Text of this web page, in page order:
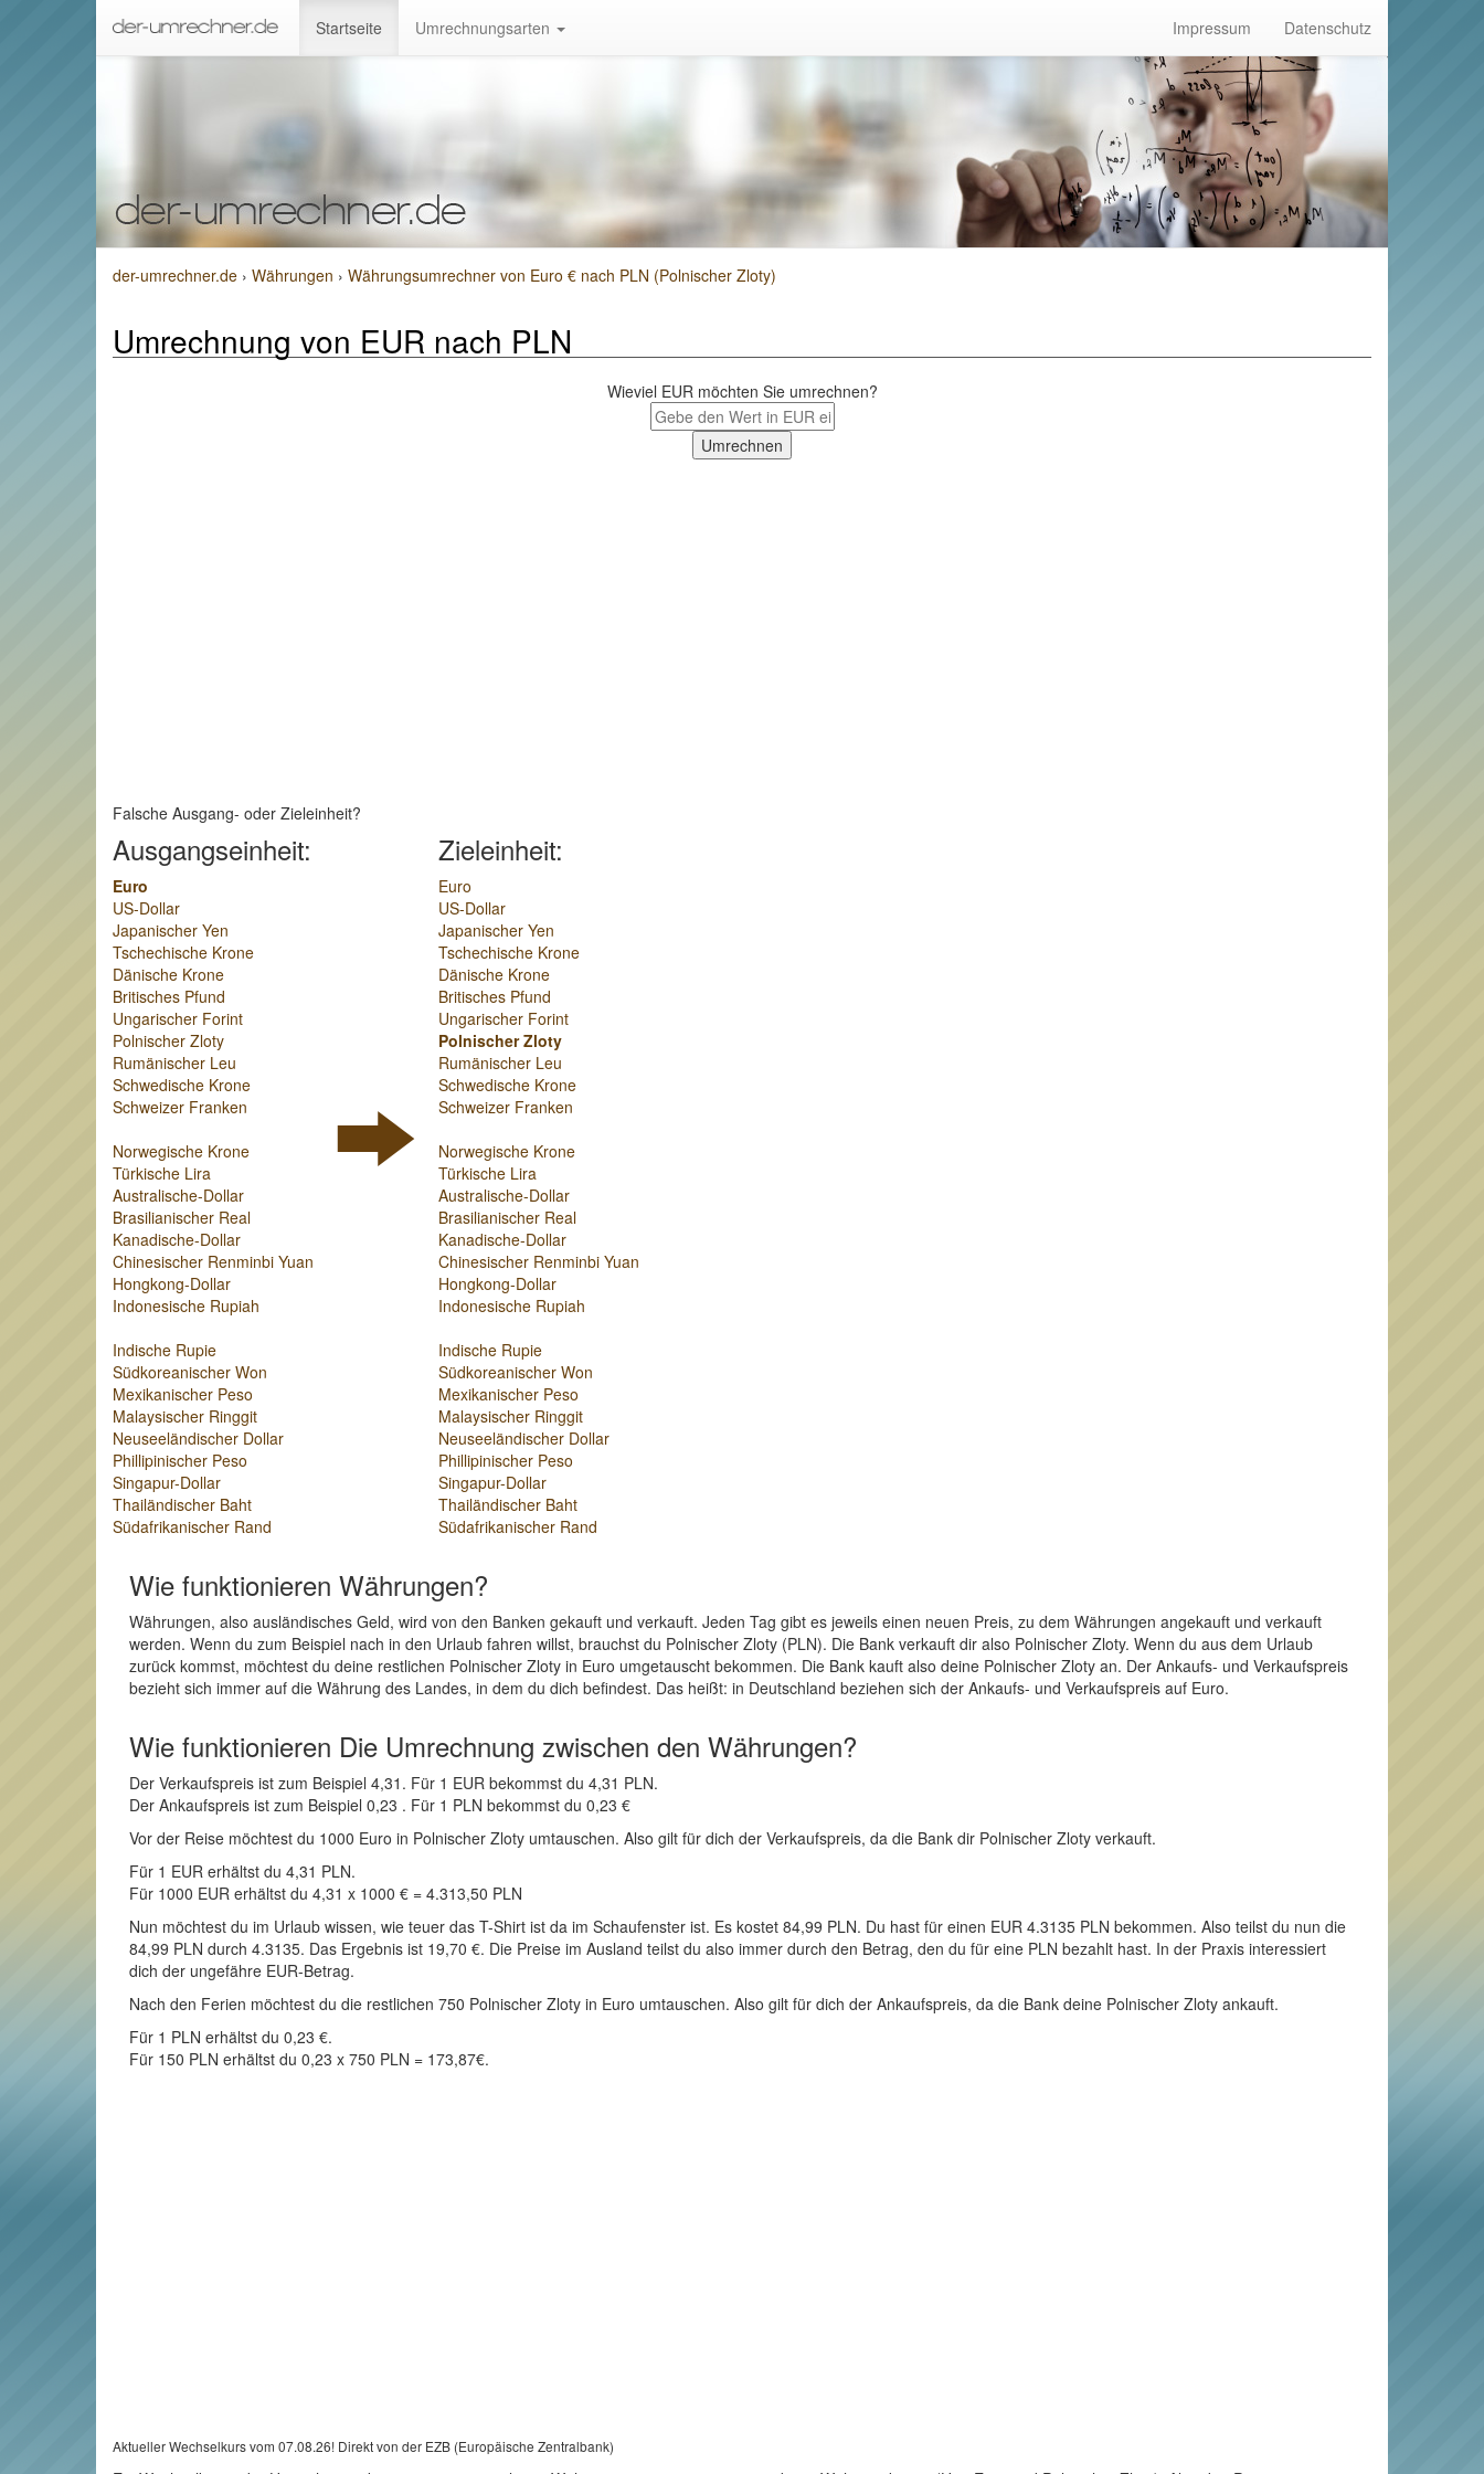
Startseite Umrechnungsarten Impressum Datenschutz
der-umrechner.de › Währungen › Währungsumrechner von Euro € nach PLN (Polnischer Zloty)
Umrechnung von EUR nach PLN
Wieviel EUR möchten Sie umrechnen?
Falsche Ausgang- oder Zieleinheit?
Ausgangseinheit:
Euro
US-Dollar
Japanischer Yen
Tschechische Krone
Dänische Krone
Britisches Pfund
Ungarischer Forint
Polnischer Zloty
Rumänischer Leu
Schwedische Krone
Schweizer Franken
Norwegische Krone
Türkische Lira
Australische-Dollar
Brasilianischer Real
Kanadische-Dollar
Chinesischer Renminbi Yuan
Hongkong-Dollar
Indonesische Rupiah
Indische Rupie
Südkoreanischer Won
Mexikanischer Peso
Malaysischer Ringgit
Neuseeländischer Dollar
Phillipinischer Peso
Singapur-Dollar
Thailändischer Baht
Südafrikanischer Rand
Zieleinheit:
Euro
US-Dollar
Japanischer Yen
Tschechische Krone
Dänische Krone
Britisches Pfund
Ungarischer Forint
Polnischer Zloty
Rumänischer Leu
Schwedische Krone
Schweizer Franken
Norwegische Krone
Türkische Lira
Australische-Dollar
Brasilianischer Real
Kanadische-Dollar
Chinesischer Renminbi Yuan
Hongkong-Dollar
Indonesische Rupiah
Indische Rupie
Südkoreanischer Won
Mexikanischer Peso
Malaysischer Ringgit
Neuseeländischer Dollar
Phillipinischer Peso
Singapur-Dollar
Thailändischer Baht
Südafrikanischer Rand
Wie funktionieren Währungen?
Währungen, also ausländisches Geld, wird von den Banken gekauft und verkauft. Jeden Tag gibt es jeweils einen neuen Preis, zu dem Währungen angekauft und verkauft
werden. Wenn du zum Beispiel nach in den Urlaub fahren willst, brauchst du Polnischer Zloty (PLN). Die Bank verkauft dir also Polnischer Zloty. Wenn du aus dem Urlaub
zurück kommst, möchtest du deine restlichen Polnischer Zloty in Euro umgetauscht bekommen. Die Bank kauft also deine Polnischer Zloty an. Der Ankaufs- und Verkaufspreis
bezieht sich immer auf die Währung des Landes, in dem du dich befindest. Das heißt: in Deutschland beziehen sich der Ankaufs- und Verkaufspreis auf Euro.
Wie funktionieren Die Umrechnung zwischen den Währungen?
Der Verkaufspreis ist zum Beispiel 4,31. Für 1 EUR bekommst du 4,31 PLN.
Der Ankaufspreis ist zum Beispiel 0,23 . Für 1 PLN bekommst du 0,23 €
Vor der Reise möchtest du 1000 Euro in Polnischer Zloty umtauschen. Also gilt für dich der Verkaufspreis, da die Bank dir Polnischer Zloty verkauft.
Für 1 EUR erhältst du 4,31 PLN.
Für 1000 EUR erhältst du 4,31 x 1000 € = 4.313,50 PLN
Nun möchtest du im Urlaub wissen, wie teuer das T-Shirt ist da im Schaufenster ist. Es kostet 84,99 PLN. Du hast für einen EUR 4.3135 PLN bekommen. Also teilst du nun die
84,99 PLN durch 4.3135. Das Ergebnis ist 19,70 €. Die Preise im Ausland teilst du also immer durch den Betrag, den du für eine PLN bezahlt hast. In der Praxis interessiert
dich der ungefähre EUR-Betrag.
Nach den Ferien möchtest du die restlichen 750 Polnischer Zloty in Euro umtauschen. Also gilt für dich der Ankaufspreis, da die Bank deine Polnischer Zloty ankauft.
Für 1 PLN erhältst du 0,23 €.
Für 150 PLN erhältst du 0,23 x 750 PLN = 173,87€.
Aktueller Wechselkurs vom 07.08.26! Direkt von der EZB (Europäische Zentralbank)